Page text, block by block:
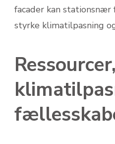
facader kan
styrke klimatilpasning
Ressourcer,